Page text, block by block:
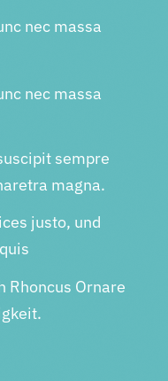
nec massa
nec massa
sempre
magna.
justo, und
Rhoncus Ornare